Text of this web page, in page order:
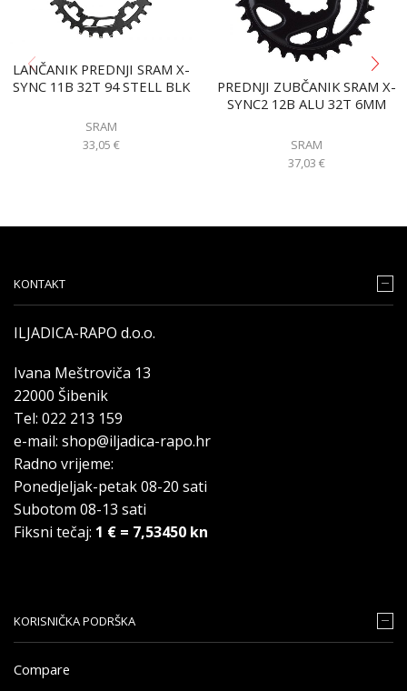
LANČANIK PREDNJI SRAM X-
SYNC 11B 32T 94 STELL BLK
SRAM
33,05 €
PREDNJI ZUBČANIK SRAM X-
SYNC2 12B ALU 32T 6MM
SRAM
37,03 €
KONTAKT
ILJADICA-RAPO d.o.o.
Ivana Meštroviča 13
22000 Šibenik
Tel: 022 213 159
e-mail: shop@iljadica-rapo.hr
Radno vrijeme:
Ponedjeljak-petak 08-20 sati
Subotom 08-13 sati
Fiksni tečaj: 1 € = 7,53450 kn
KORISNIČKA PODRŠKA
Compare